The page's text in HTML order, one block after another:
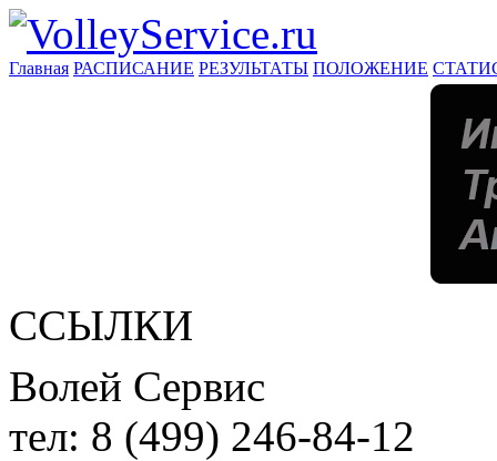
Главная РАСПИСАНИЕ РЕЗУЛЬТАТЫ ПОЛОЖЕНИЕ
ССЫЛКИ
Волей Сервис
тел: 8 (499) 246-84-12